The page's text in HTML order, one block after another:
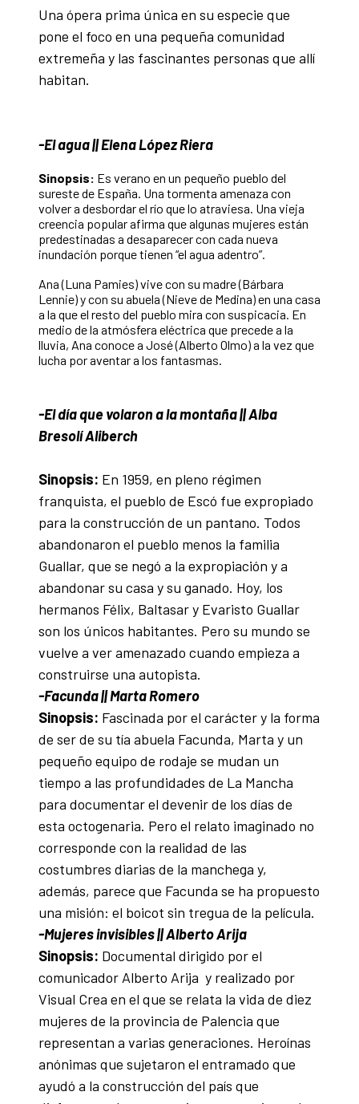
Una ópera prima única en su especie que
pone el foco en una pequeña comunidad
extremeña y las fascinantes personas que allí
habitan.
-El agua || Elena López Riera
Sinopsis: Es verano en un pequeño pueblo del
sureste de España. Una tormenta amenaza con
volver a desbordar el río que lo atraviesa. Una vieja
creencia popular afirma que algunas mujeres están
predestinadas a desaparecer con cada nueva
inundación porque tienen “el agua adentro”.
Ana (Luna Pamies) vive con su madre (Bárbara
Lennie) y con su abuela (Nieve de Medina) en una casa
a la que el resto del pueblo mira con suspicacia. En
medio de la atmósfera eléctrica que precede a la
lluvia, Ana conoce a José (Alberto Olmo) a la vez que
lucha por aventar a los fantasmas.
-El día que volaron a la montaña || Alba
Bresolí Aliberch
Sinopsis: En 1959, en pleno régimen
franquista, el pueblo de Escó fue expropiado
para la construcción de un pantano. Todos
abandonaron el pueblo menos la familia
Guallar, que se negó a la expropiación y a
abandonar su casa y su ganado. Hoy, los
hermanos Félix, Baltasar y Evaristo Guallar
son los únicos habitantes. Pero su mundo se
vuelve a ver amenazado cuando empieza a
construirse una autopista.
-Facunda || Marta Romero
Sinopsis: Fascinada por el carácter y la forma
de ser de su tía abuela Facunda, Marta y un
pequeño equipo de rodaje se mudan un
tiempo a las profundidades de La Mancha
para documentar el devenir de los días de
esta octogenaria. Pero el relato imaginado no
corresponde con la realidad de las
costumbres diarias de la manchega y,
además, parece que Facunda se ha propuesto
una misión: el boicot sin tregua de la película.
-Mujeres invisibles || Alberto Arija
Sinopsis: Documental dirigido por el
comunicador Alberto Arija y realizado por
Visual Crea en el que se relata la vida de diez
mujeres de la provincia de Palencia que
representan a varias generaciones. Heroínas
anónimas que sujetaron el entramado que
ayudó a la construcción del país que